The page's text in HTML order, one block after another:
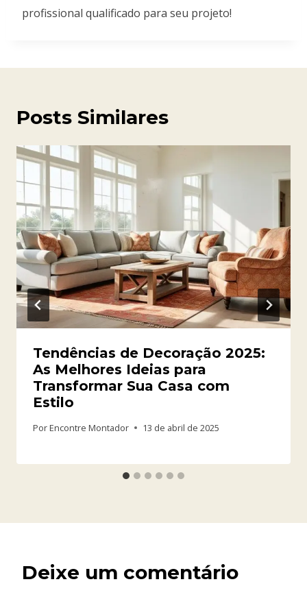
profissional qualificado para seu projeto!
Posts Similares
Tendências de Decoração 2025:
As Melhores Ideias para
Transformar Sua Casa com
Estilo
PorEncontre Montador 13 de abril de 2025
Deixe um comentário